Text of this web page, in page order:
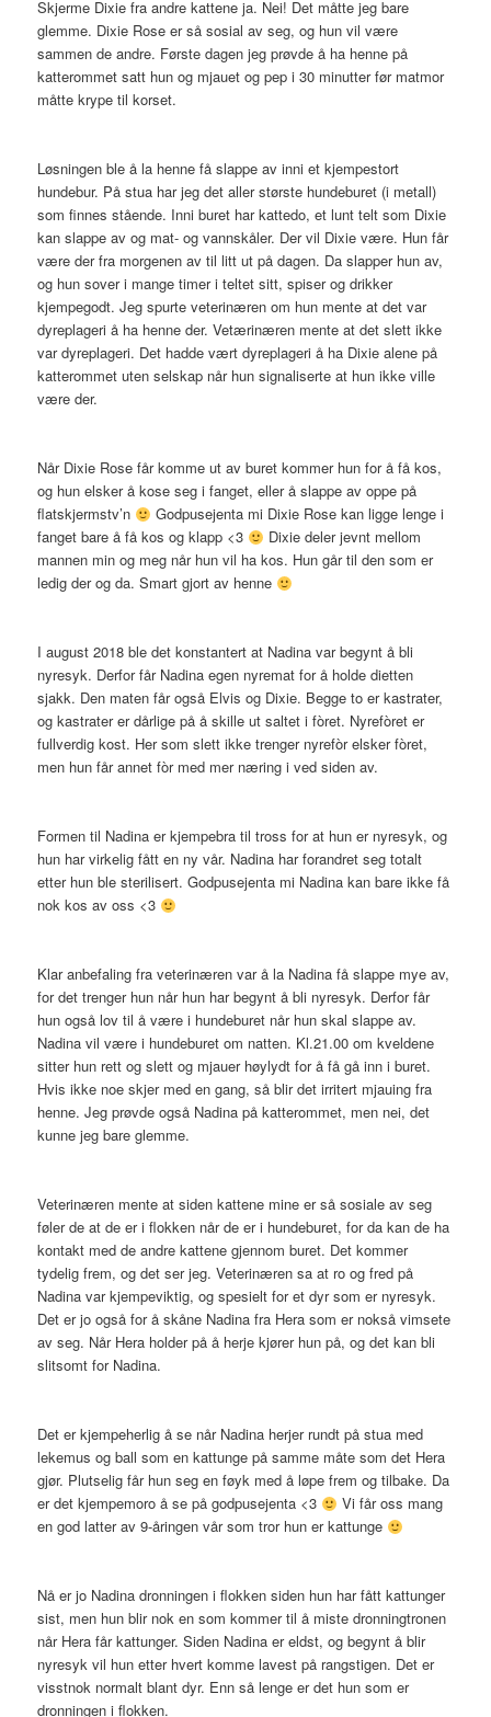
Skjerme Dixie fra andre kattene ja. Nei! Det måtte jeg bare
glemme. Dixie Rose er så sosial av seg, og hun vil være
sammen de andre. Første dagen jeg prøvde å ha henne på
katterommet satt hun og mjauet og pep i 30 minutter før matmor
måtte krype til korset.
Løsningen ble å la henne få slappe av inni et kjempestort
hundebur. På stua har jeg det aller største hundeburet (i metall)
som finnes stående. Inni buret har kattedo, et lunt telt som Dixie
kan slappe av og mat- og vannskåler. Der vil Dixie være. Hun får
være der fra morgenen av til litt ut på dagen. Da slapper hun av,
og hun sover i mange timer i teltet sitt, spiser og drikker
kjempegodt. Jeg spurte veterinæren om hun mente at det var
dyreplageri å ha henne der. Vetærinæren mente at det slett ikke
var dyreplageri. Det hadde vært dyreplageri å ha Dixie alene på
katterommet uten selskap når hun signaliserte at hun ikke ville
være der.
Når Dixie Rose får komme ut av buret kommer hun for å få kos,
og hun elsker å kose seg i fanget, eller å slappe av oppe på
flatskjermstv’n
Godpusejenta mi Dixie Rose kan ligge lenge i
fanget bare å få kos og klapp <3
Dixie deler jevnt mellom
mannen min og meg når hun vil ha kos. Hun går til den som er
ledig der og da. Smart gjort av henne
I august 2018 ble det konstantert at Nadina var begynt å bli
nyresyk. Derfor får Nadina egen nyremat for å holde dietten
sjakk. Den maten får også Elvis og Dixie. Begge to er kastrater,
og kastrater er dårlige på å skille ut saltet i fòret. Nyrefòret er
fullverdig kost. Her som slett ikke trenger nyrefòr elsker fòret,
men hun får annet fòr med mer næring i ved siden av.
Formen til Nadina er kjempebra til tross for at hun er nyresyk, og
hun har virkelig fått en ny vår. Nadina har forandret seg totalt
etter hun ble sterilisert. Godpusejenta mi Nadina kan bare ikke få
nok kos av oss <3
Klar anbefaling fra veterinæren var å la Nadina få slappe mye av,
for det trenger hun når hun har begynt å bli nyresyk. Derfor får
hun også lov til å være i hundeburet når hun skal slappe av.
Nadina vil være i hundeburet om natten. Kl.21.00 om kveldene
sitter hun rett og slett og mjauer høylydt for å få gå inn i buret.
Hvis ikke noe skjer med en gang, så blir det irritert mjauing fra
henne. Jeg prøvde også Nadina på katterommet, men nei, det
kunne jeg bare glemme.
Veterinæren mente at siden kattene mine er så sosiale av seg
føler de at de er i flokken når de er i hundeburet, for da kan de ha
kontakt med de andre kattene gjennom buret. Det kommer
tydelig frem, og det ser jeg. Veterinæren sa at ro og fred på
Nadina var kjempeviktig, og spesielt for et dyr som er nyresyk.
Det er jo også for å skåne Nadina fra Hera som er nokså vimsete
av seg. Når Hera holder på å herje kjører hun på, og det kan bli
slitsomt for Nadina.
Det er kjempeherlig å se når Nadina herjer rundt på stua med
lekemus og ball som en kattunge på samme måte som det Hera
gjør. Plutselig får hun seg en føyk med å løpe frem og tilbake. Da
er det kjempemoro å se på godpusejenta <3
Vi får oss mang
en god latter av 9-åringen vår som tror hun er kattunge
Nå er jo Nadina dronningen i flokken siden hun har fått kattunger
sist, men hun blir nok en som kommer til å miste dronningtronen
når Hera får kattunger. Siden Nadina er eldst, og begynt å blir
nyresyk vil hun etter hvert komme lavest på rangstigen. Det er
visstnok normalt blant dyr. Enn så lenge er det hun som er
dronningen i flokken.